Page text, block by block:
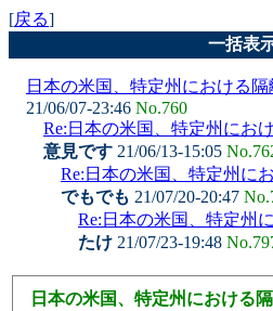
[戻る]
一括表
日本の米国、特定州における
21/06/07-23:46 No.760
Re:日本の米国、特定州にお
意見です 21/06/13-15:05
Re:日本の米国、特定州に
でもでも 21/07/20-20:47
Re:日本の米国、特定州
たけ 21/07/23-19:48
日本の米国、特定州における